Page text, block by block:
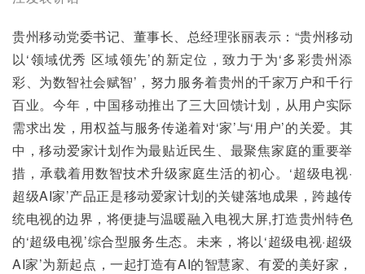
贵州移动党委书记、董事长、总经理张丽表示：“贵州移动
以‘领域优秀 区域领先’的新定位，致力于为‘多彩贵州添
彩、为数智社会赋智’，努力服务着贵州的千家万户和千行
百业。今年，中国移动推出了三大回馈计划，从用户实际
需求出发，用权益与服务传递着对‘家’与‘用户’的关爱。其
中，移动爱家计划作为最贴近民生、最聚焦家庭的重要举
措，承载着用数智技术升级家庭生活的初心。‘超级电视·
超级AI家’产品正是移动爱家计划的关键落地成果，跨越传
统电视的边界，将便捷与温暖融入电视大屏,打造贵州特色
的‘超级电视’综合型服务生态。未来，将以‘超级电视·超级
AI家’为新起点，一起打造有AI的智慧家、有爱的美好家，